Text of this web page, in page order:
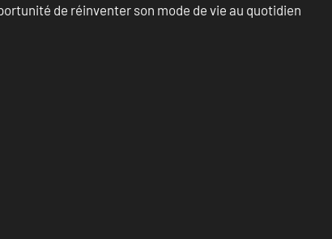
de réinventer son mode de vie au quotidien